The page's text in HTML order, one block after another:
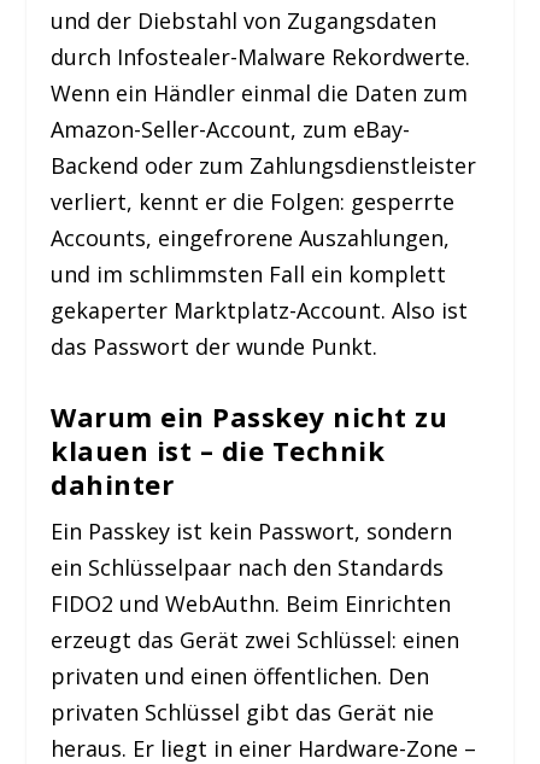
und der Diebstahl von Zugangsdaten
durch Infostealer-Malware Rekordwerte.
Wenn ein Händler einmal die Daten zum
Amazon-Seller-Account, zum eBay-
Backend oder zum Zahlungsdienstleister
verliert, kennt er die Folgen: gesperrte
Accounts, eingefrorene Auszahlungen,
und im schlimmsten Fall ein komplett
gekaperter Marktplatz-Account. Also ist
das Passwort der wunde Punkt.
Warum ein Passkey nicht zu
klauen ist – die Technik
dahinter
Ein Passkey ist kein Passwort, sondern
ein Schlüsselpaar nach den Standards
FIDO2 und WebAuthn. Beim Einrichten
erzeugt das Gerät zwei Schlüssel: einen
privaten und einen öffentlichen. Den
privaten Schlüssel gibt das Gerät nie
heraus. Er liegt in einer Hardware-Zone –